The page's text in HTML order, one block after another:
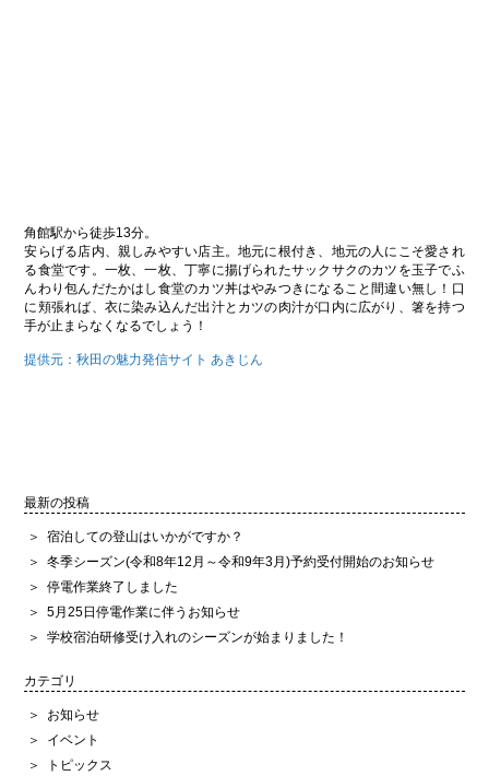
角館駅から徒歩13分。
安らげる店内、親しみやすい店主。地元に根付き、地元の人にこそ愛され
る食堂です。一枚、一枚、丁寧に揚げられたサックサクのカツを玉子でふ
んわり包んだたかはし食堂のカツ丼はやみつきになること間違い無し！口
に頬張れば、衣に染み込んだ出汁とカツの肉汁が口内に広がり、箸を持つ
手が止まらなくなるでしょう！
提供元：秋田の魅力発信サイト あきじん
最新の投稿
宿泊しての登山はいかがですか？
冬季シーズン(令和8年12月～令和9年3月)予約受付開始のお知らせ
停電作業終了しました
5月25日停電作業に伴うお知らせ
学校宿泊研修受け入れのシーズンが始まりました！
カテゴリ
お知らせ
イベント
トピックス